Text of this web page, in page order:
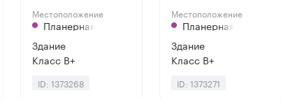
Местоположение
Планерная
Здание
Класс B+
ID: 1373268
Местоположение
Планерная
Здание
Класс B+
ID: 1373271